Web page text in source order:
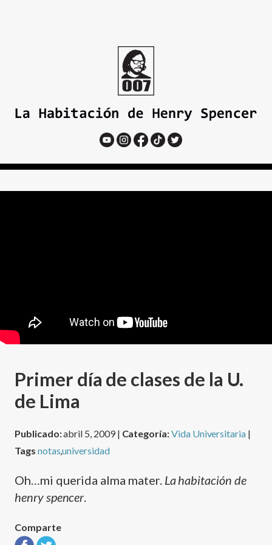
Primer dí­a de clases de la U.
de Lima
Publicado:abril 5, 2009 | Categoría:Vida Universitaria|
Tags notas,universidad
Oh…mi querida alma mater. La habitación de
henry spencer.
Comparte